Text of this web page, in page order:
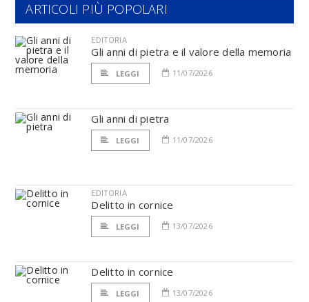
ARTICOLI PIÙ POPOLARI
EDITORIA
Gli anni di pietra e il valore della memoria
LEGGI 11/07/2026
Gli anni di pietra
LEGGI 11/07/2026
EDITORIA
Delitto in cornice
LEGGI 13/07/2026
Delitto in cornice
LEGGI 13/07/2026